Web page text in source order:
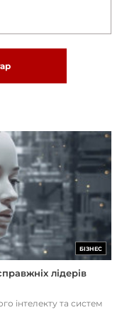
БІЗНЕС
лідерів
інтелекту та систем